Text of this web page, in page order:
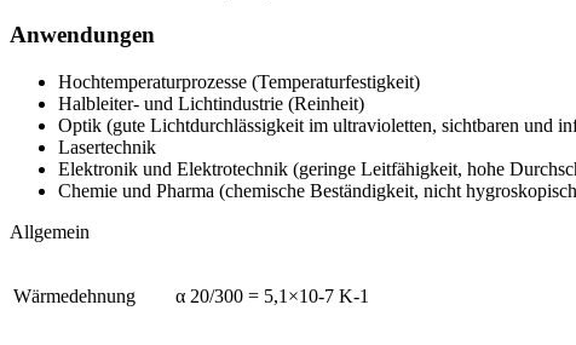
Anwendungen
Hochtemperaturprozesse (Temperaturfestigkeit)
Halbleiter- und Lichtindustrie (Reinheit)
Optik (gute Lichtdurchlässigkeit im ultravioletten, sichtbaren und
Lasertechnik
Elektronik und Elektrotechnik (geringe Leitfähigkeit, hohe
Chemie und Pharma (chemische Beständigkeit, nicht
Allgemein
Wärmedehnung α 20/300 = 5,1×10-7 K-1